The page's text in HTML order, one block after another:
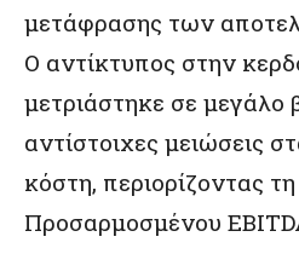
μετάφρασης των
Ο αντίκτυπος στην
μετριάστηκε σε μεγάλο
αντίστοιχες μειώσεις
κόστη, περιορίζοντας
Προσαρμοσμένου